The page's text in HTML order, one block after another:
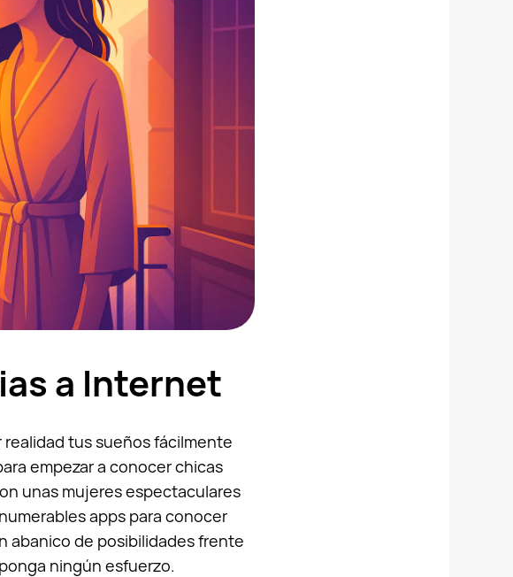
a Internet
realidad tus sueños fácilmente
empezar a conocer chicas
unas mujeres espectaculares
apps para conocer
abanico de posibilidades frente
ningún esfuerzo.